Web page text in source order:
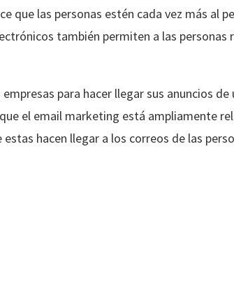
que las personas estén cada vez más al
también permiten a las personas
para hacer llegar sus anuncios
el email marketing está ampliamente
hacen llegar a los correos de las